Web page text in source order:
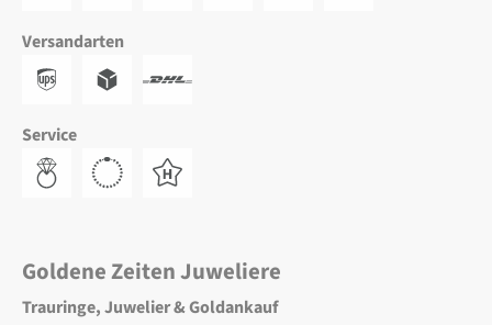
Versandarten
Service
Goldene Zeiten Juweliere
Trauringe, Juwelier & Goldankauf